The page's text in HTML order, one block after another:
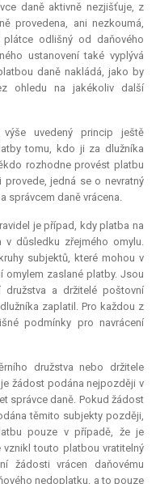
daně aktivně nezjišťuje, z
provedena, ani nezkoumá,
odlišný od daňového
ustanovení také vyplývá
daně nakládá, jako by
ohledu na jakékoliv další
výše uvedený princip ještě
tomu, kdo ji za dlužníka
rozhodne provést platbu
jedná se o nevratný
správcem daně vrácena.
je případ, kdy platba na
v důsledku zřejmého omylu.
subjektů, které mohou v
omylem zaslané platby. Jsou
družstva a držitelé poštovní
zaplatil. Pro každou z
podmínky pro navrácení
družstva nebo držitele
žádost podána nejpozději v
správce daně. Pokud žádost
těmito subjekty později,
pouze v případě, že je
vznikl touto platbou vratitelný
žádosti vrácen daňovému
nedoplatku, a to pouze